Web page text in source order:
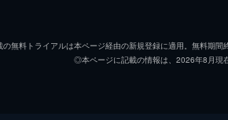
無料トライアルは本ページ経由の新規登録に適用。無料期間
◎本ページに記載の情報は、2026年8月現